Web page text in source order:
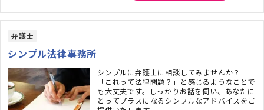
弁護士
シンプル法律事務所
シンプルに弁護士に相談してみませんか？
「これって法律問題？」と感じるようなことで
も大丈夫です。しっかりお話を伺い、あなたに
とってプラスになるシンプルなアドバイスをご